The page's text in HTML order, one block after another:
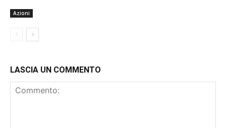
Azioni
LASCIA UN COMMENTO